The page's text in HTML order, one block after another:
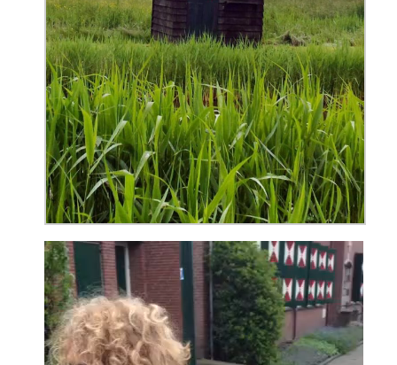
Reproductor
de
vídeo